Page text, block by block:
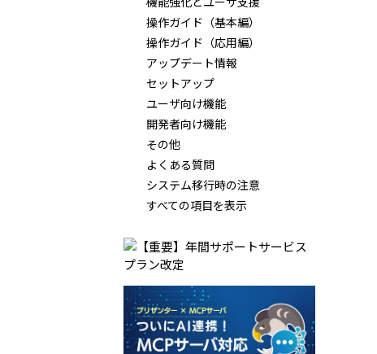
操作ガイド（基本編）
操作ガイド（応用編）
アップデート情報
セットアップ
ユーザ向け機能
開発者向け機能
その他
よくある質問
システム移行時の注意
すべての項目を表示